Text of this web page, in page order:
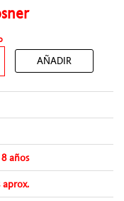
AÑADIR
años